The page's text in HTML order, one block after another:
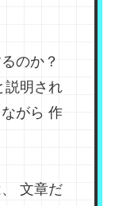
のか？
説明され
がら 作
文章だ